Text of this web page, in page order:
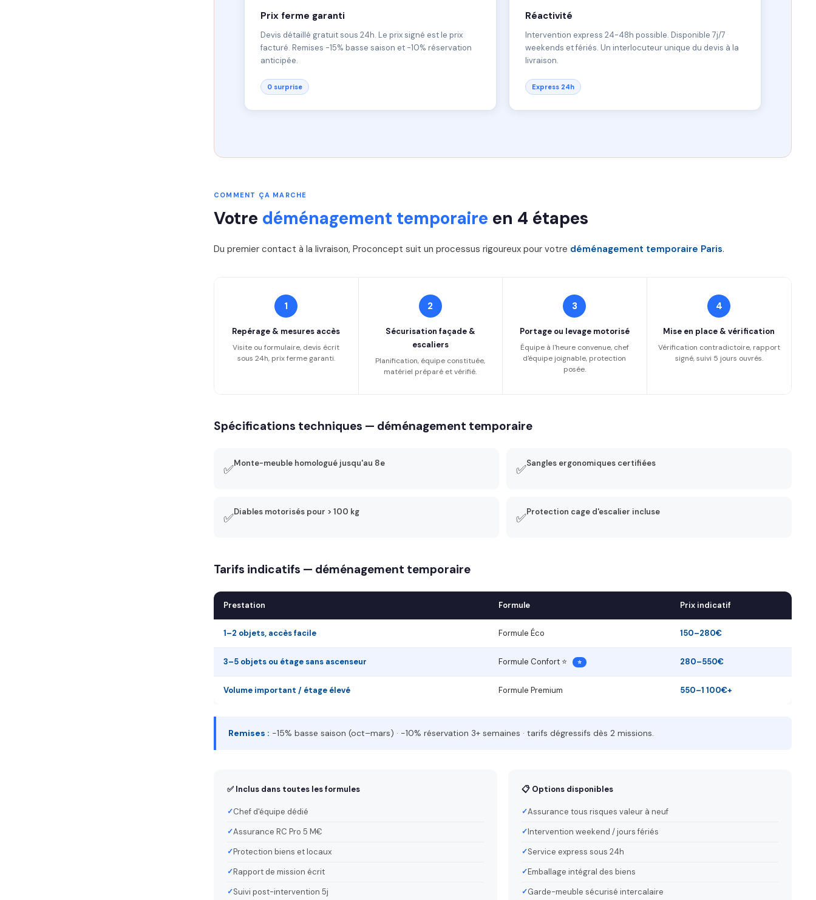
Prix ferme garanti
Devis détaillé gratuit sous 24h. Le prix signé est le prix
facturé. Remises -15% basse saison et -10% réservation
anticipée.
0 surprise
Réactivité
Intervention express 24-48h possible. Disponible 7j/7
weekends et fériés. Un interlocuteur unique du devis à la
livraison.
Express 24h
COMMENT ÇA MARCHE
Votre déménagement temporaire en 4 étapes
Du premier contact à la livraison, Proconcept suit un processus rigoureux pour votre déménagement temporaire Paris.
1
Repérage & mesures accès
Visite ou formulaire, devis écrit
sous 24h, prix ferme garanti.
2
Sécurisation façade &
escaliers
Planification, équipe constituée,
matériel préparé et vérifié.
3
Portage ou levage motorisé
Équipe à l'heure convenue, chef
d'équipe joignable, protection
posée.
4
Mise en place & vérification
Vérification contradictoire, rapport
signé, suivi 5 jours ouvrés.
Spécifications techniques — déménagement temporaire
✅Monte-meuble homologué jusqu'au 8e ✅Sangles ergonomiques certifiées
✅Diables motorisés pour > 100 kg ✅Protection cage d'escalier incluse
Tarifs indicatifs — déménagement temporaire
Prestation Formule Prix indicatif
1–2 objets, accès facile Formule Éco 150–280€
3–5 objets ou étage sans ascenseur Formule Confort ⭐ ⭐ 280–550€
Volume important / étage élevé Formule Premium 550–1 100€+
Remises : −15% basse saison (oct–mars) · −10% réservation 3+ semaines · tarifs dégressifs dès 2 missions.
✅ Inclus dans toutes les formules
Chef d'équipe dédié
Assurance RC Pro 5 M€
Protection biens et locaux
Rapport de mission écrit
Suivi post-intervention 5j
📋 Options disponibles
Assurance tous risques valeur à neuf
Intervention weekend / jours fériés
Service express sous 24h
Emballage intégral des biens
Garde-meuble sécurisé intercalaire